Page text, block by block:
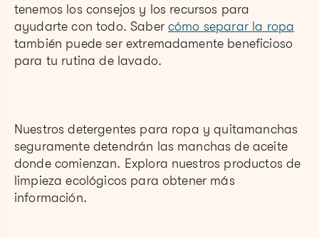
tenemos los consejos y los recursos para
ayudarte con todo. Sabercómo separar la ropa
también puede ser extremadamente beneficioso
para tu rutina de lavado.
Nuestros detergentes para ropa y quitamanchas
seguramente detendrán las manchas de aceite
donde comienzan. Explora nuestros productos de
limpieza ecológicos para obtener más
información.